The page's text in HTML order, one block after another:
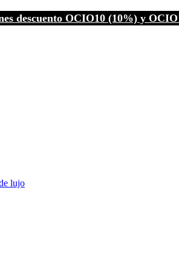
descuento OCIO10 (10%) y